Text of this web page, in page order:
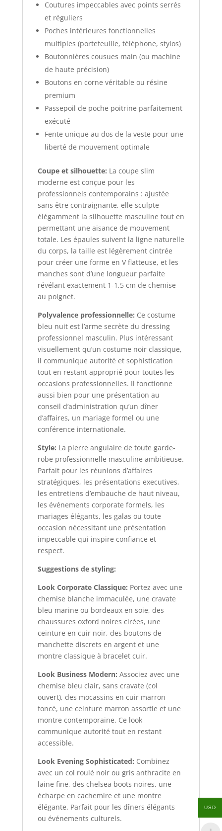
Coutures impeccables avec points serrés
et réguliers
Poches intérieures fonctionnelles
multiples (portefeuille, téléphone, stylos)
Boutonnières cousues main (ou machine
de haute précision)
Boutons en corne véritable ou résine
premium
Passepoil de poche poitrine parfaitement
exécuté
Fente unique au dos de la veste pour une
liberté de mouvement optimale
Coupe et silhouette: La coupe slim
moderne est conçue pour les
professionnels contemporains : ajustée
sans être contraignante, elle sculpte
élégamment la silhouette masculine tout en
permettant une aisance de mouvement
totale. Les épaules suivent la ligne naturelle
du corps, la taille est légèrement cintrée
pour créer une forme en V flatteuse, et les
manches sont d’une longueur parfaite
révélant exactement 1-1,5 cm de chemise
au poignet.
Polyvalence professionnelle: Ce costume
bleu nuit est l’arme secrète du dressing
professionnel masculin. Plus intéressant
visuellement qu’un costume noir classique,
il communique autorité et sophistication
tout en restant approprié pour toutes les
occasions professionnelles. Il fonctionne
aussi bien pour une présentation au
conseil d’administration qu’un dîner
d’affaires, un mariage formel ou une
conférence internationale.
Style: La pierre angulaire de toute garde-
robe professionnelle masculine ambitieuse.
Parfait pour les réunions d’affaires
stratégiques, les présentations executives,
les entretiens d’embauche de haut niveau,
les événements corporate formels, les
mariages élégants, les galas ou toute
occasion nécessitant une présentation
impeccable qui inspire confiance et
respect.
Suggestions de styling:
Look Corporate Classique: Portez avec une
chemise blanche immaculée, une cravate
bleu marine ou bordeaux en soie, des
chaussures oxford noires cirées, une
ceinture en cuir noir, des boutons de
manchette discrets en argent et une
montre classique à bracelet cuir.
Look Business Modern: Associez avec une
chemise bleu clair, sans cravate (col
ouvert), des mocassins en cuir marron
foncé, une ceinture marron assortie et une
montre contemporaine. Ce look
communique autorité tout en restant
accessible.
Look Evening Sophisticated: Combinez
avec un col roulé noir ou gris anthracite en
laine fine, des chelsea boots noires, une
écharpe en cachemire et une montre
élégante. Parfait pour les dîners élégants
ou événements culturels.
USD